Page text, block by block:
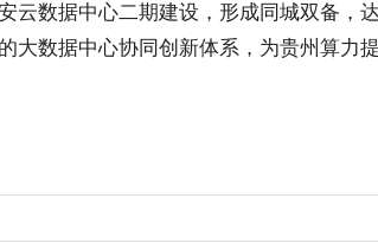
云数据中心二期建设，形成同城双备，
大数据中心协同创新体系，为贵州算力